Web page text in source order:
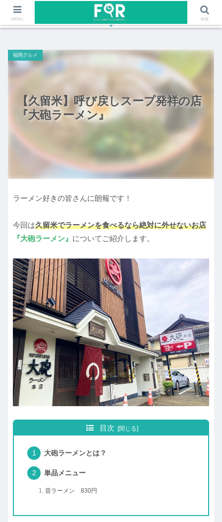
ファッションや福岡のワクワクする情報を発信！！
【久留米】呼び戻しスープ発祥の店
『大砲ラーメン』
福岡グルメ
ラーメン好きの皆さんに朗報です！
今回は久留米でラーメンを食べるなら絶対に外せないお店
『大砲ラーメン』 についてご紹介します。
目次
大砲ラーメンとは？
単品メニュー
昔ラーメン 830円
MENU 検索